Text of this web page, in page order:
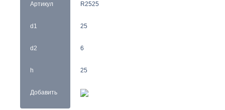
Артикул
d1
d2
h
Добавить
R2525
25
6
25